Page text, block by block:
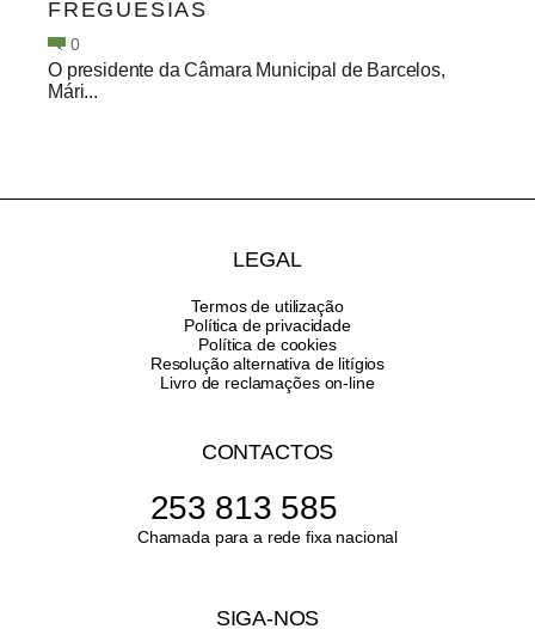
FREGUESIAS
0
O presidente da Câmara Municipal de Barcelos,
Mári...
LEGAL
Termos de utilização
Política de privacidade
Política de cookies
Resolução alternativa de litígios
Livro de reclamações on-line
CONTACTOS
253 813 585
Chamada para a rede fixa nacional
SIGA-NOS